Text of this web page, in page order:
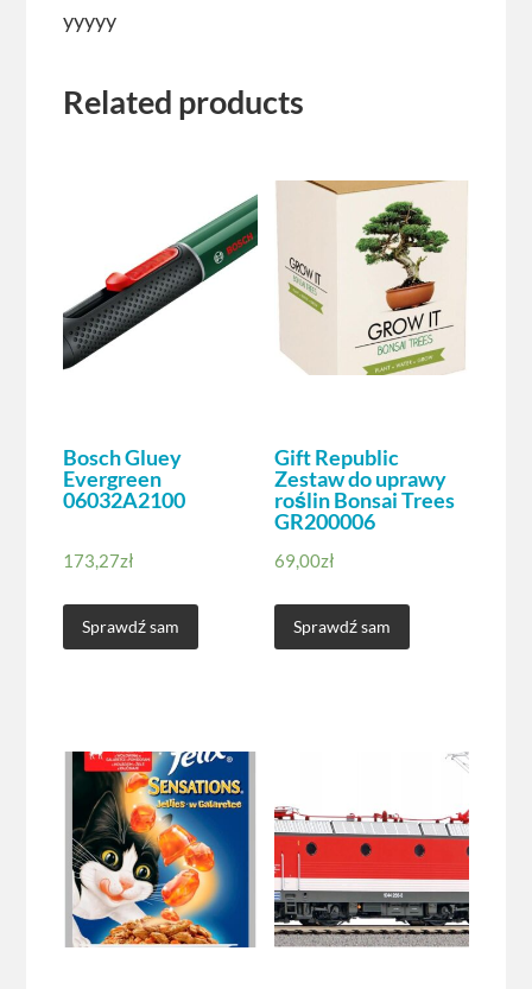
yyyyy
Related products
Bosch Gluey
Evergreen
06032A2100
173,27zł
Sprawdź sam
Gift Republic
Zestaw do uprawy
roślin Bonsai Trees
GR200006
69,00zł
Sprawdź sam